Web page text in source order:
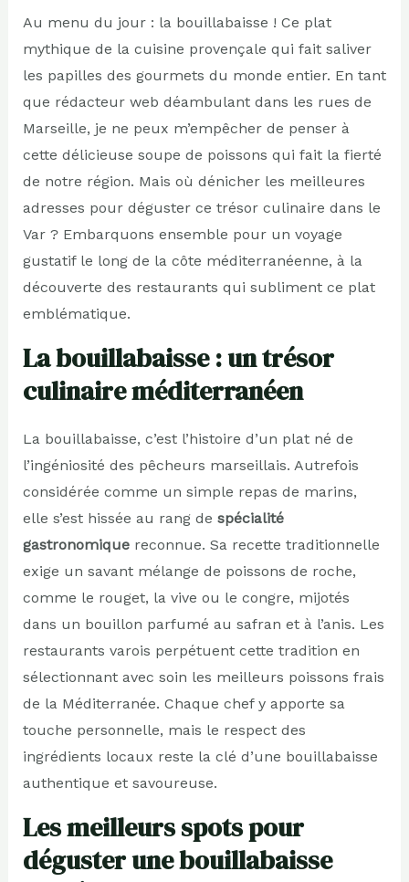
Au menu du jour : la bouillabaisse ! Ce plat
mythique de la cuisine provençale qui fait saliver
les papilles des gourmets du monde entier. En tant
que rédacteur web déambulant dans les rues de
Marseille, je ne peux m’empêcher de penser à
cette délicieuse soupe de poissons qui fait la fierté
de notre région. Mais où dénicher les meilleures
adresses pour déguster ce trésor culinaire dans le
Var ? Embarquons ensemble pour un voyage
gustatif le long de la côte méditerranéenne, à la
découverte des restaurants qui subliment ce plat
emblématique.
La bouillabaisse : un trésor
culinaire méditerranéen
La bouillabaisse, c’est l’histoire d’un plat né de
l’ingéniosité des pêcheurs marseillais. Autrefois
considérée comme un simple repas de marins,
elle s’est hissée au rang de spécialité
gastronomiquereconnue. Sa recette traditionnelle
exige un savant mélange de poissons de roche,
comme le rouget, la vive ou le congre, mijotés
dans un bouillon parfumé au safran et à l’anis. Les
restaurants varois perpétuent cette tradition en
sélectionnant avec soin les meilleurs poissons frais
de la Méditerranée. Chaque chef y apporte sa
touche personnelle, mais le respect des
ingrédients locaux reste la clé d’une bouillabaisse
authentique et savoureuse.
Les meilleurs spots pour
déguster une bouillabaisse